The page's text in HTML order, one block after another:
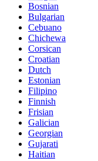
Bosnian
Bulgarian
Cebuano
Chichewa
Corsican
Croatian
Dutch
Estonian
Filipino
Finnish
Frisian
Galician
Georgian
Gujarati
Haitian